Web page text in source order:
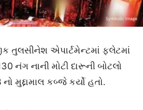
તુલસીનેશ એપાર્ટમેન્ટમાં ફલેટમાં
નાની મોટી દારૂની બોટલો
મુદ્દામાલ કબ્જે કર્યો હતો.